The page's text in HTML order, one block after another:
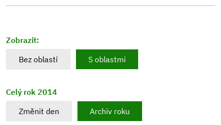
Zobrazit:
Bez oblastí
S oblastmi
Celý rok 2014
Změnit den
Archiv roku